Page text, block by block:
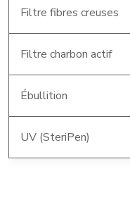
Filtre fibres creuses
Filtre charbon actif
Ébullition
UV (SteriPen)